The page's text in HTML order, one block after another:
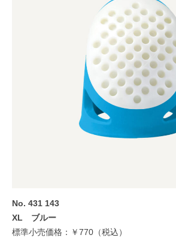
No. 431 143
XL ブルー
標準小売価格：￥770（税込）